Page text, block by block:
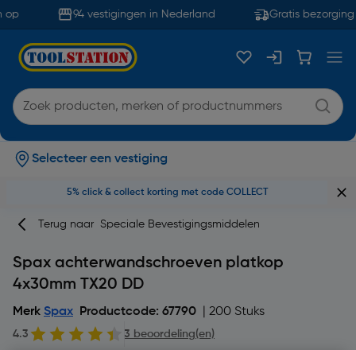
94 vestigingen in Nederland Gratis bezorging
Selecteer een vestiging
5% click & collect korting met code COLLECT
Terug naar Speciale Bevestigingsmiddelen
Spax achterwandschroeven platkop
4x30mm TX20 DD
Merk Spax Productcode: 67790 | 200 Stuks
4.3 3 beoordeling(en)